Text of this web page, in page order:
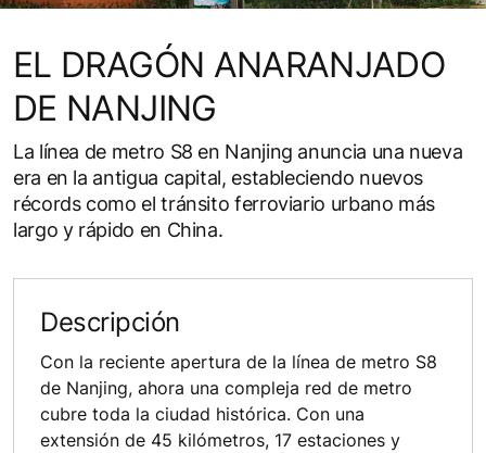
EL DRAGÓN ANARANJADO
DE NANJING
La línea de metro S8 en Nanjing anuncia una nueva
era en la antigua capital, estableciendo nuevos
récords como el tránsito ferroviario urbano más
largo y rápido en China.
Descripción
Con la reciente apertura de la línea de metro S8
de Nanjing, ahora una compleja red de metro
cubre toda la ciudad histórica. Con una
extensión de 45 kilómetros, 17 estaciones y